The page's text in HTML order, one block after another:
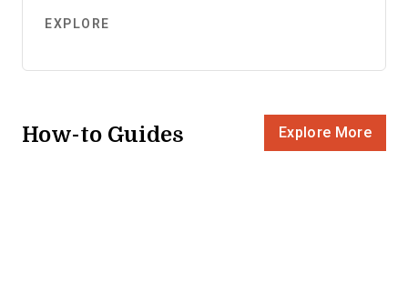
EXPLORE
How-to Guides Explore More